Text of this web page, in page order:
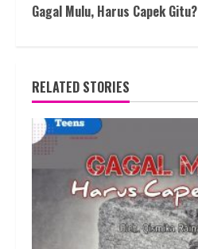
Gagal Mulu, Harus Capek Gitu?
RELATED STORIES